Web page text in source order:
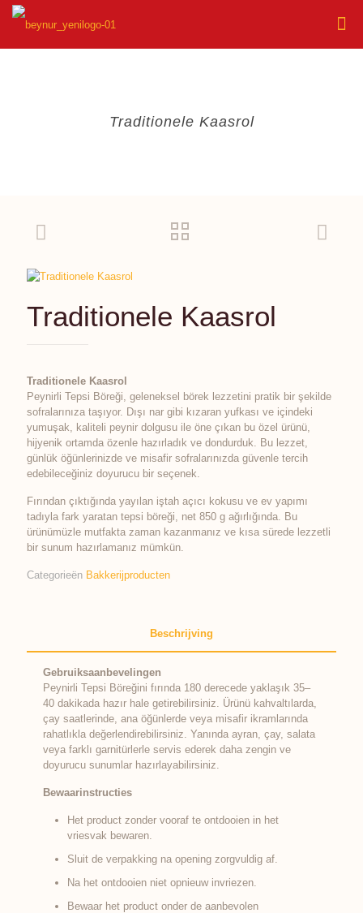
Traditionele Kaasrol
Traditionele Kaasrol
Traditionele Kaasrol
Peynirli Tepsi Böreği, geleneksel börek lezzetini pratik bir şekilde
sofralarınıza taşıyor. Dışı nar gibi kızaran yufkası ve içindeki
yumuşak, kaliteli peynir dolgusu ile öne çıkan bu özel ürünü,
hijyenik ortamda özenle hazırladık ve dondurduk. Bu lezzet,
günlük öğünlerinizde ve misafir sofralarınızda güvenle tercih
edebileceğiniz doyurucu bir seçenek.
Fırından çıktığında yayılan iştah açıcı kokusu ve ev yapımı
tadıyla fark yaratan tepsi böreği, net 850 g ağırlığında. Bu
ürünümüzle mutfakta zaman kazanmanız ve kısa sürede lezzetli
bir sunum hazırlamanız mümkün.
Categorieën Bakkerijproducten
Beschrijving
Gebruiksaanbevelingen
Peynirli Tepsi Böreğini fırında 180 derecede yaklaşık 35–
40 dakikada hazır hale getirebilirsiniz. Ürünü kahvaltılarda,
çay saatlerinde, ana öğünlerde veya misafir ikramlarında
rahatlıkla değerlendirebilirsiniz. Yanında ayran, çay, salata
veya farklı garnitürlerle servis ederek daha zengin ve
doyurucu sunumlar hazırlayabilirsiniz.
Bewaarinstructies
Het product zonder vooraf te ontdooien in het
vriesvak bewaren.
Sluit de verpakking na opening zorgvuldig af.
Na het ontdooien niet opnieuw invriezen.
Bewaar het product onder de aanbevolen